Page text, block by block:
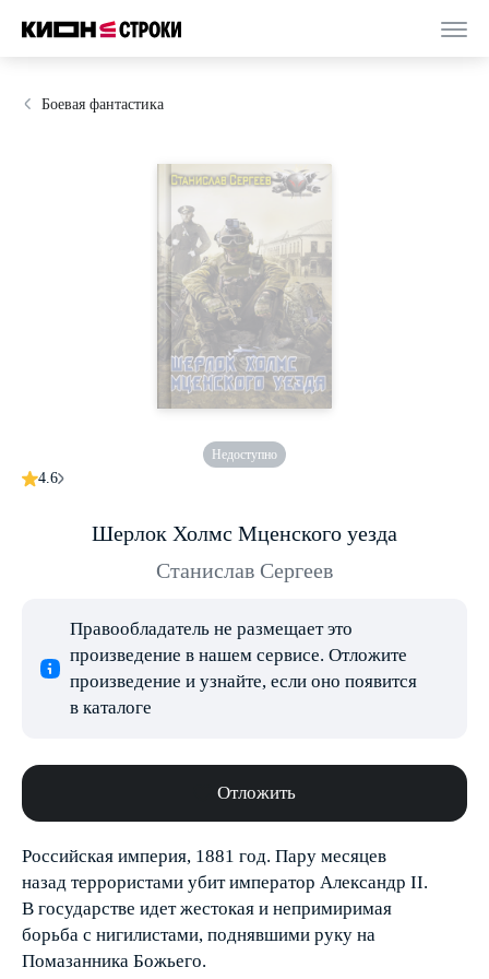
Боевая фантастика
Недоступно
4.6
Шерлок Холмс Мценского уезда
Станислав Сергеев
Правообладатель не размещает это
произведение в нашем сервисе. Отложите
произведение и узнайте, если оно появится
в каталоге
Отложить
Российская империя, 1881 год. Пару месяцев
назад террористами убит император Александр II.
В государстве идет жестокая и непримиримая
борьба с нигилистами, поднявшими руку на
Помазанника Божьего.